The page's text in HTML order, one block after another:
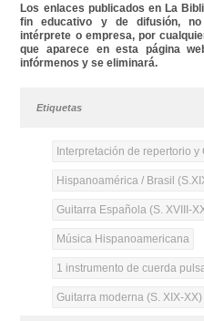
Los enlaces publicados en La
fin educativo y de difusión, no
intérprete o empresa, por
que aparece en esta página
infórmenos y se eliminará.
Etiquetas
Interpretación de repertorio y
Hispanoamérica / Brasil
Guitarra Española (S. XVIII-
Música Hispanoamericana
1 instrumento de cuerda
Guitarra moderna (S. XIX-XX)